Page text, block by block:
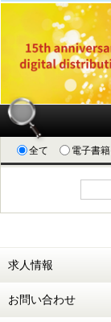
全て 電子書籍
求人情報
お問い合わせ